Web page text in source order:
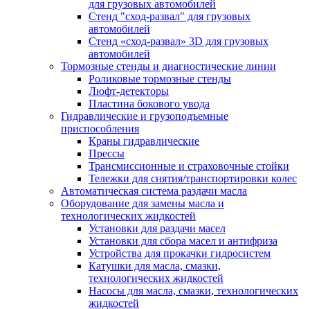
для грузовых автомобилей
Стенд "сход-развал" для грузовых
автомобилей
Стенд «сход-развал» 3D для грузовых
автомобилей
Тормозные стенды и диагностические линии
Роликовые тормозные стенды
Люфт-детекторы
Пластина бокового увода
Гидравлические и грузоподъемные
приспособления
Краны гидравлические
Прессы
Трансмиссионные и страховочные стойки
Тележки для снятия/транспортировки колес
Автоматическая система раздачи масла
Оборудование для замены масла и
технологических жидкостей
Установки для раздачи масел
Установки для сбора масел и антифриза
Устройства для прокачки гидросистем
Катушки для масла, смазки,
технологических жидкостей
Насосы для масла, смазки, технологических
жидкостей